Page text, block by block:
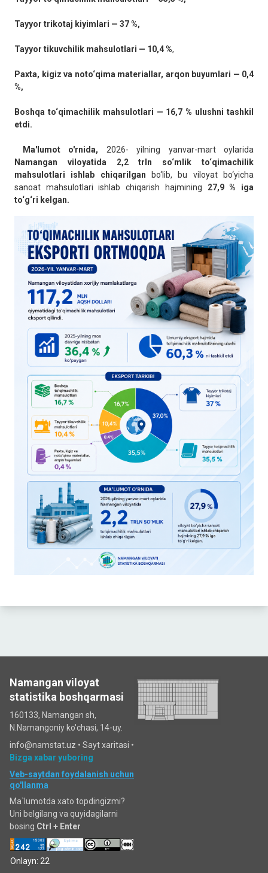
Tayyor trikotaj kiyimlari — 37 %,
Tayyor tikuvchilik mahsulotlari — 10,4 %,
Paxta, kigiz va noto‘qima materiallar, arqon buyumlari — 0,4
%,
Boshqa to‘qimachilik mahsulotlari — 16,7 % ulushni tashkil
etdi.
Ma'lumot o'rnida, 2026- yilning yanvar-mart oylarida
Namangan viloyatida 2,2 trln so‘mlik to‘qimachilik
mahsulotlari ishlab chiqarilgan bo‘lib, bu viloyat bo‘yicha
sanoat mahsulotlari ishlab chiqarish hajmining 27,9 % iga
to‘g‘ri kelgan.
Namangan viloyat
statistika boshqarmasi
160133, Namangan sh,
N.Namangoniy ko'chasi, 14-uy.
info@namstat.uz • Sayt xaritasi •
Bizga xabar yuboring
Veb-saytdan foydalanish uchun
qo'llanma
Ma`lumotda xato topdingizmi?
Uni belgilang va quyidagilarni
bosing Ctrl + Enter
Onlayn: 22